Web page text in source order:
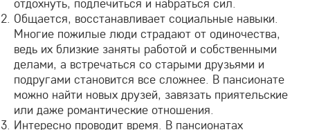
Общается, восстанавливает социальные навыки.
Многие пожилые люди страдают от одиночества,
ведь их близкие заняты работой и собственными
делами, а встречаться со старыми друзьями и
подругами становится все сложнее. В пансионате
можно найти новых друзей, завязать приятельские
или даже романтические отношения.
Интересно проводит время. В пансионатах